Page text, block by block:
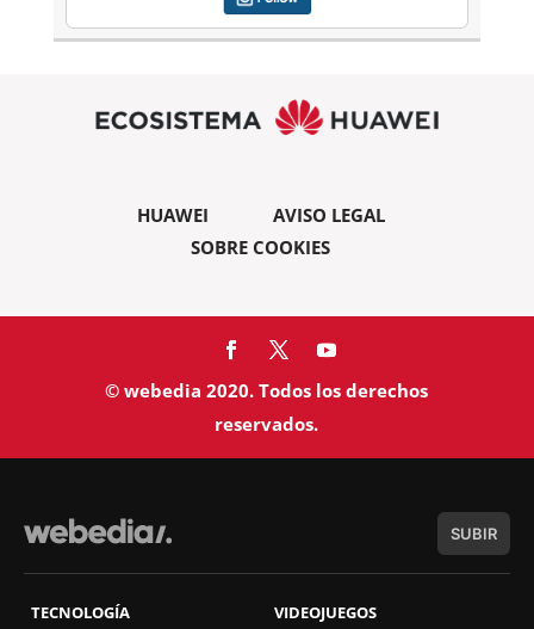
HUAWEI
AVISO LEGAL
SOBRE COOKIES
© webedia 2020. Todos los derechos
reservados.
SUBIR
TECNOLOGÍA
VIDEOJUEGOS